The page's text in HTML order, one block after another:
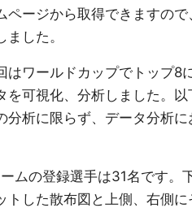
ページから取得できますの
ました。
はワールドカップでトップ8
を可視化、分析しました。
分析に限らず、データ分析
ムの登録選手は31名です。
トした散布図と上側、右側